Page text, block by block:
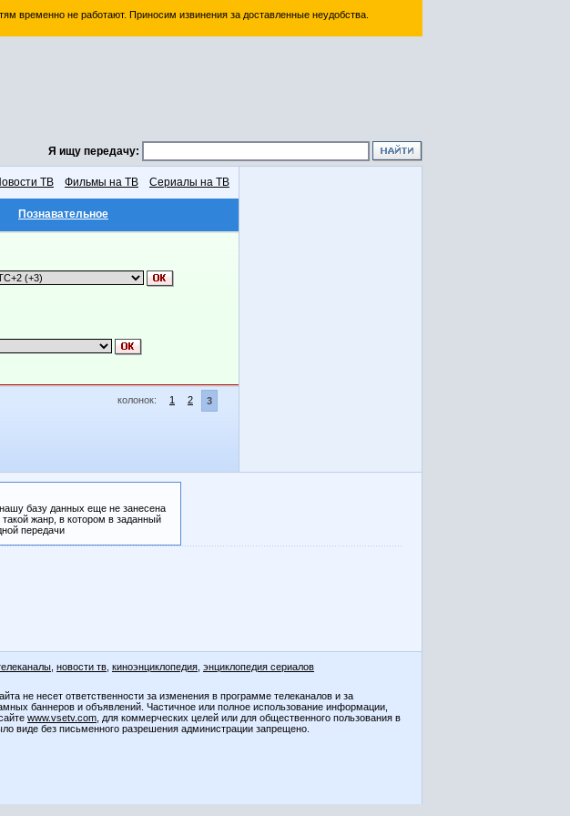
временно не работают. Приносим извинения за доставленные неудобства.
Я ищу передачу:
ТВ Фильмы на ТВ Сериалы на ТВ
Познавательное
колонок: 1 2 3
базу данных еще не занесена
жанр, в котором в заданный
передачи
новости тв киноэнциклопедия энциклопедия сериалов
не несет ответственности за изменения в программе телеканалов и за
баннеров и объявлений. Частичное или полное использование информации,
www.vsetv.com , для коммерческих целей или для общественного пользования в
виде без письменного разрешения администрации запрещено.